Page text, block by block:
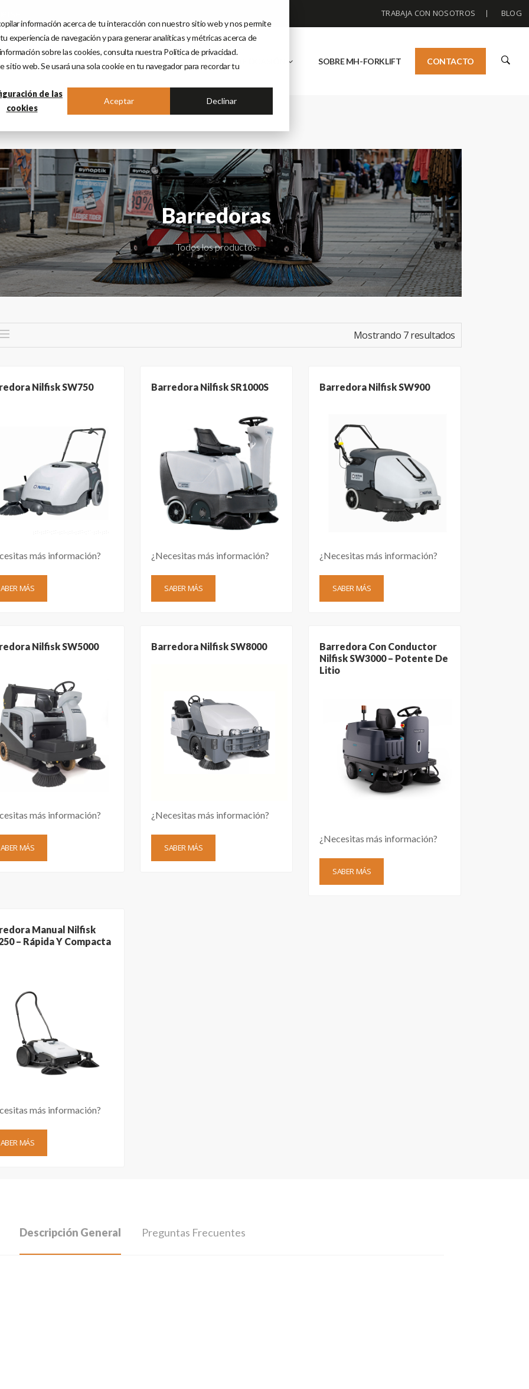
información acerca de tu interacción con nuestro sitio web y nos permite
experiencia de navegación y para generar analíticas y métricas acerca de
sobre las cookies, consulta nuestra Política de privacidad.
web. Se usará una sola cookie en tu navegador para recordar tu
de las
cookies
Aceptar Declinar
TRABAJA CON NOSOTROS BLOG
PRODUCTOS SERVICIOS MÁQUINAS DE OCASIÓN SOBRE MH-FORKLIFT CONTACTO
Barredoras
Todos los productos
Mostrando 7 resultados
Nilfisk SW750
más información?
MÁS
Barredora Nilfisk SR1000S
¿Necesitas más información?
SABER MÁS
Barredora Nilfisk SW900
¿Necesitas más información?
SABER MÁS
Nilfisk SW5000
más información?
MÁS
Barredora Nilfisk SW8000
¿Necesitas más información?
SABER MÁS
Barredora Con Conductor
Nilfisk SW3000 – Potente De
Litio
¿Necesitas más información?
SABER MÁS
Manual Nilfisk
– Rápida Y Compacta
más información?
MÁS
Descripción General Preguntas Frecuentes